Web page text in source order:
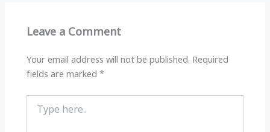
p m o
k
Leave a Comment
Your email address will not be published. Required
fields are marked*
here..